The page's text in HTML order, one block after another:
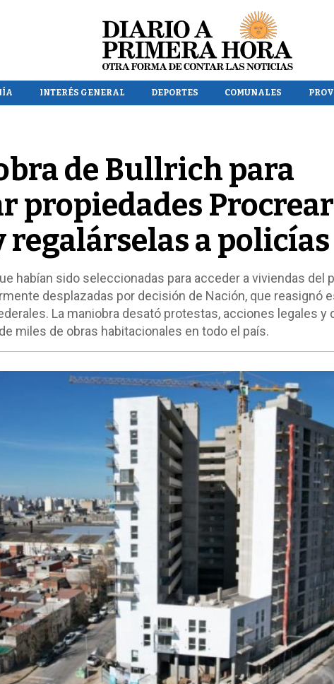
INTERÉS GENERAL DEPORTES COMUNALES
de Bullrich para
propiedades
regalárselas a policías
habían sido seleccionadas para acceder a viviendas del
desplazadas por decisión de Nación, que reasignó
La maniobra desató protestas, acciones legales y
miles de obras habitacionales en todo el país.